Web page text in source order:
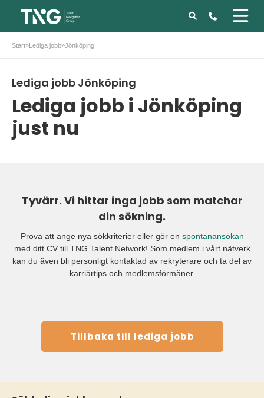
Start»Lediga jobb»Jönköping
Lediga jobb Jönköping
Lediga jobb i Jönköping
just nu
Tyvärr. Vi hittar inga jobb som matchar
din sökning.
Prova att ange nya sökkriterier eller gör en spontanansökan
med ditt CV till TNG Talent Network! Som medlem i vårt nätverk
kan du även bli personligt kontaktad av rekryterare och ta del av
karriärtips och medlemsförmåner.
Tillbaka till lediga jobb